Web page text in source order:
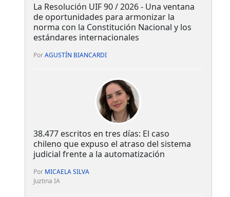
La Resolución UIF 90 / 2026 - Una ventana
de oportunidades para armonizar la
norma con la Constitución Nacional y los
estándares internacionales
PorAGUSTÍN BIANCARDI
38.477 escritos en tres días: El caso
chileno que expuso el atraso del sistema
judicial frente a la automatización
Por MICAELA SILVA
Juztina IA